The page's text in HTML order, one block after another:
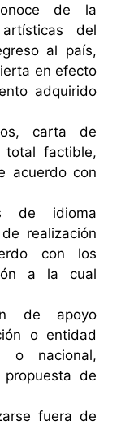
de la
del
al país,
en efecto
adquirido
carta de
total factible,
acuerdo con
de idioma
realización
con los
a la cual
de apoyo
o entidad
o nacional,
de
fuera de